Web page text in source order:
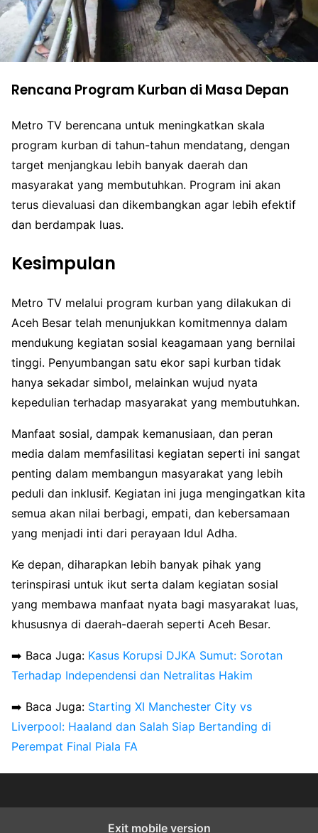
Rencana Program Kurban di Masa Depan
Metro TV berencana untuk meningkatkan skala
program kurban di tahun-tahun mendatang, dengan
target menjangkau lebih banyak daerah dan
masyarakat yang membutuhkan. Program ini akan
terus dievaluasi dan dikembangkan agar lebih efektif
dan berdampak luas.
Kesimpulan
Metro TV melalui program kurban yang dilakukan di
Aceh Besar telah menunjukkan komitmennya dalam
mendukung kegiatan sosial keagamaan yang bernilai
tinggi. Penyumbangan satu ekor sapi kurban tidak
hanya sekadar simbol, melainkan wujud nyata
kepedulian terhadap masyarakat yang membutuhkan.
Manfaat sosial, dampak kemanusiaan, dan peran
media dalam memfasilitasi kegiatan seperti ini sangat
penting dalam membangun masyarakat yang lebih
peduli dan inklusif. Kegiatan ini juga mengingatkan kita
semua akan nilai berbagi, empati, dan kebersamaan
yang menjadi inti dari perayaan Idul Adha.
Ke depan, diharapkan lebih banyak pihak yang
terinspirasi untuk ikut serta dalam kegiatan sosial
yang membawa manfaat nyata bagi masyarakat luas,
khususnya di daerah-daerah seperti Aceh Besar.
➡️ Baca Juga: Kasus Korupsi DJKA Sumut: Sorotan
Terhadap Independensi dan Netralitas Hakim
➡️ Baca Juga: Starting XI Manchester City vs
Liverpool: Haaland dan Salah Siap Bertanding di
Perempat Final Piala FA
Exit mobile version